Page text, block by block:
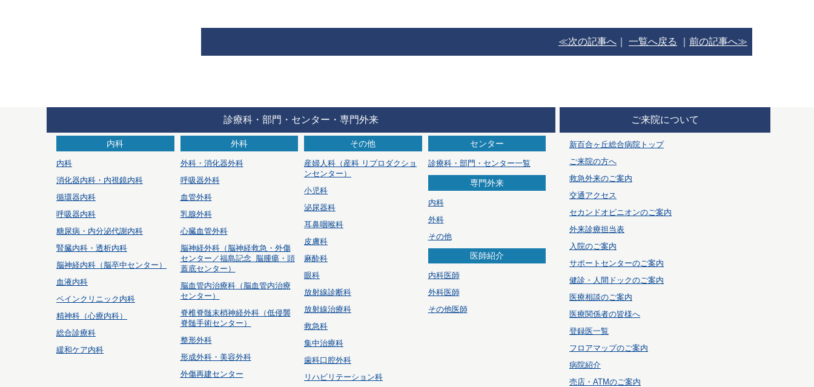
≪次の記事へ 一覧へ戻る 前の記事へ≫
診療科・部門・センター・専門外来
内科
内科
消化器内科・内視鏡内科
循環器内科
呼吸器内科
糖尿病・内分泌代謝内科
腎臓内科・透析内科
脳神経内科（脳卒中センター）
血液内科
ペインクリニック内科
精神科（心療内科）
総合診療科
緩和ケア内科
外科
外科・消化器外科
呼吸器外科
血管外科
乳腺外科
心臓血管外科
脳神経外科（脳神経救急・外傷
センター／福島記念 脳腫瘍・頭
蓋底センター）
脳血管内治療科（脳血管内治療
センター）
脊椎脊髄末梢神経外科（低侵襲
脊髄手術センター）
整形外科
形成外科・美容外科
外傷再建センター
その他
産婦人科 （産科 リプロダクショ
ンセンター）
小児科
泌尿器科
耳鼻咽喉科
皮膚科
麻酔科
眼科
放射線診断科
放射線治療科
救急科
集中治療科
歯科口腔外科
リハビリテーション科
センター
診療科・部門・センター一覧
専門外来
内科
外科
その他
医師紹介
内科医師
外科医師
その他医師
ご来院について
新百合ヶ丘総合病院トップ
ご来院の方へ
救急外来のご案内
交通アクセス
セカンドオピニオンのご案内
外来診療担当表
入院のご案内
サポートセンターのご案内
健診・人間ドックのご案内
医療相談のご案内
医療関係者の皆様へ
登録医一覧
フロアマップのご案内
病院紹介
売店・ATMのご案内